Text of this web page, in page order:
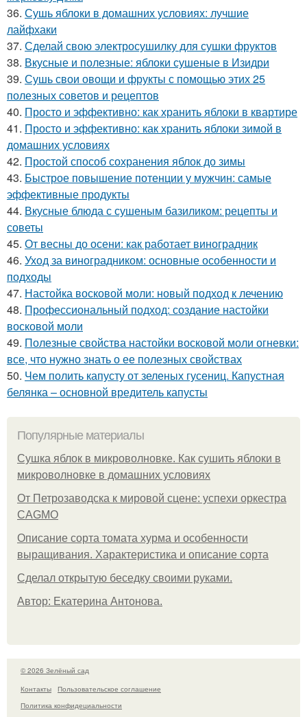
36. Сушь яблоки в домашних условиях: лучшие
лайфхаки
37. Сделай свою электросушилку для сушки фруктов
38. Вкусные и полезные: яблоки сушеные в Изидри
39. Сушь свои овощи и фрукты с помощью этих 25
полезных советов и рецептов
40. Просто и эффективно: как хранить яблоки в квартире
41. Просто и эффективно: как хранить яблоки зимой в
домашних условиях
42. Простой способ сохранения яблок до зимы
43. Быстрое повышение потенции у мужчин: самые
эффективные продукты
44. Вкусные блюда с сушеным базиликом: рецепты и
советы
45. От весны до осени: как работает виноградник
46. Уход за виноградником: основные особенности и
подходы
47. Настойка восковой моли: новый подход к лечению
48. Профессиональный подход: создание настойки
восковой моли
49. Полезные свойства настойки восковой моли огневки:
все, что нужно знать о ее полезных свойствах
50. Чем полить капусту от зеленых гусениц. Капустная
белянка – основной вредитель капусты
Популярные материалы
Сушка яблок в микроволновке. Как сушить яблоки в
микроволновке в домашних условиях
От Петрозаводска к мировой сцене: успехи оркестра
CAGMO
Описание сорта томата хурма и особенности
выращивания. Характеристика и описание сорта
Сделал открытую беседку своими руками.
Автор: Екатерина Антонова.
© 2026 Зелёный сад
Контакты
Пользовательское соглашение
Политика конфидециальности